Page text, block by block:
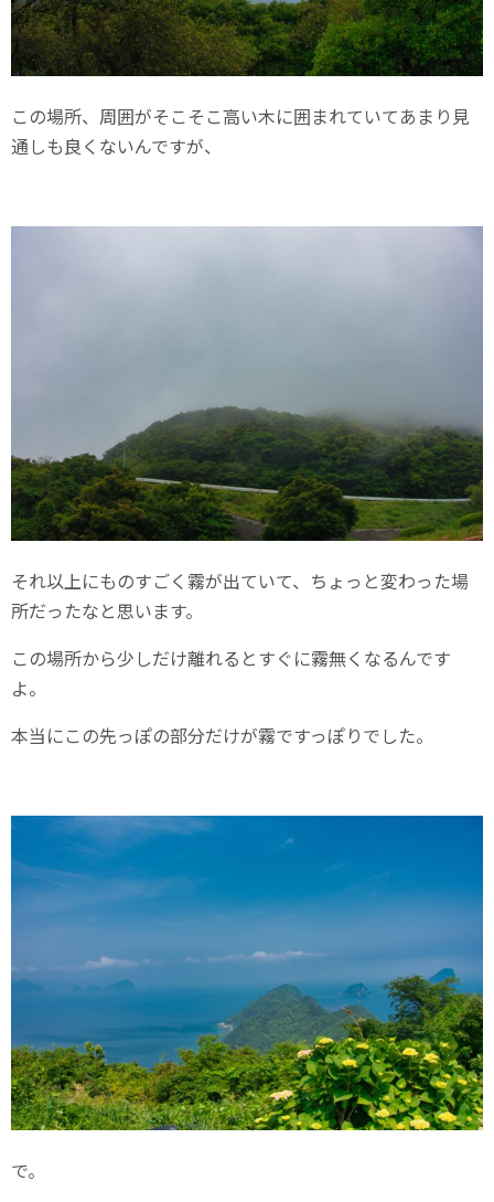
この場所、周囲がそこそこ高い木に囲まれていてあまり見
通しも良くないんですが、
それ以上にものすごく霧が出ていて、ちょっと変わった場
所だったなと思います。
この場所から少しだけ離れるとすぐに霧無くなるんです
よ。
本当にこの先っぽの部分だけが霧ですっぽりでした。
で。